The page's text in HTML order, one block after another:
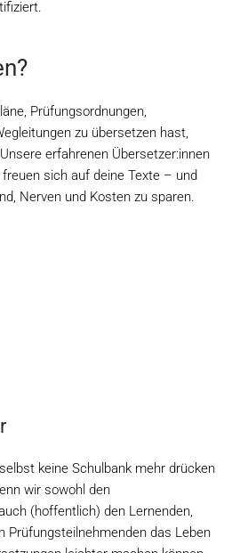
Prüfungsordnungen,
zu übersetzen hast,
erfahrenen Übersetzer:innen
freuen sich auf deine Texte – und
Nerven und Kosten zu sparen.
keine Schulbank mehr drücken
wir sowohl den
(hoffentlich) den Lernenden,
Prüfungsteilnehmenden das Leben